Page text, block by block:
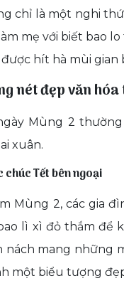
chỉ là một nghi
mẹ với biết bao
được hít hà mùi
nét đẹp văn
Mùng 2
xuân.
chúc Tết bên ngoại
Mùng 2, các gia
lì xì đỏ thắm để
nách mang những
một biểu tượng